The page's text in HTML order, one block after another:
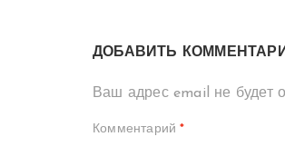
ДОБАВИТЬ
Ваш адрес email не будет
Комментарий*